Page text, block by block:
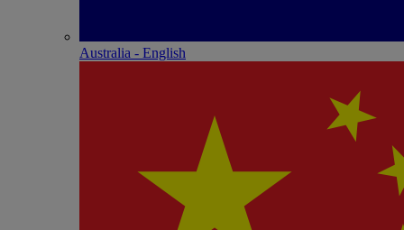
Australia - English